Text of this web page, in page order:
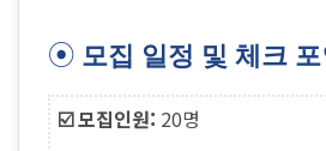
⦿ 모집 일정 및 체크
☑️모집인원: 20명